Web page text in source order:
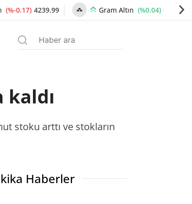
(%-0.17) 4239.99 Gram Altın (%0.04) 6495.36
kaldı
stoku arttı ve stokların
Haberler